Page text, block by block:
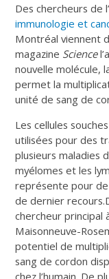
Des chercheurs de l’
immunologie et
Montréal viennent
magazine Science
nouvelle molécule,
permet la
unité de sang de
Les cellules
utilisées pour des
plusieurs maladies
myélomes et les
représente pour
de dernier
chercheur principal
Maisonneuve-
potentiel de
sang de cordon
chez l’humain. De